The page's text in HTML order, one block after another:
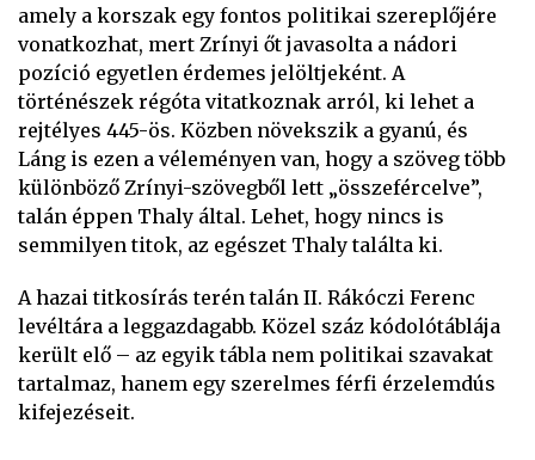
amely a korszak egy fontos politikai szereplőjére
vonatkozhat, mert Zrínyi őt javasolta a nádori
pozíció egyetlen érdemes jelöltjeként. A
történészek régóta vitatkoznak arról, ki lehet a
rejtélyes 445-ös. Közben növekszik a gyanú, és
Láng is ezen a véleményen van, hogy a szöveg több
különböző Zrínyi-szövegből lett „összefércelve”,
talán éppen Thaly által. Lehet, hogy nincs is
semmilyen titok, az egészet Thaly találta ki.
A hazai titkosírás terén talán II. Rákóczi Ferenc
levéltára a leggazdagabb. Közel száz kódolótáblája
került elő – az egyik tábla nem politikai szavakat
tartalmaz, hanem egy szerelmes férfi érzelemdús
kifejezéseit.